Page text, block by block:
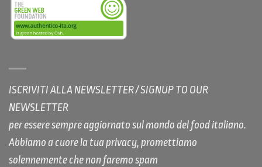
ISCRIVITI ALLA NEWSLETTER / SIGNUP TO OUR
NEWSLETTER
per essere sempre aggiornato sul mondo del food italiano.
Abbiamo a cuore la tua privacy, promettiamo
solennemente che non faremo spam